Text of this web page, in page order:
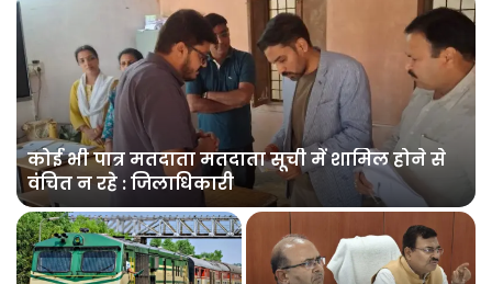
कोई भी पात्र मतदाता मतदाता सूची में शामिल होने से
वंचित न रहे : जिलाधिकारी